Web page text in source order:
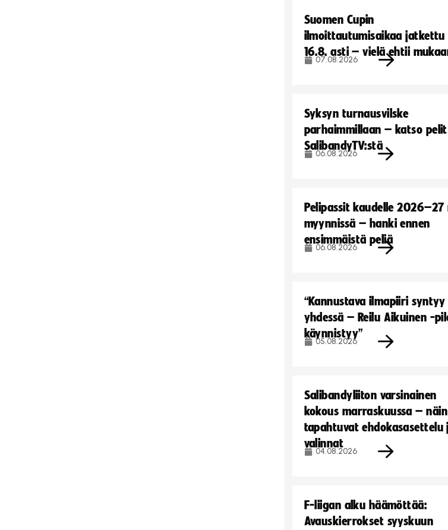
Suomen Cupin
ilmoittautumisaikaa jatkettu
16.8. asti – vielä ehtii
07.08.2026
Syksyn turnausvilske
parhaimmillaan – katso pelit
SalibandyTV:stä
06.08.2026
Pelipassit kaudelle
myynnissä – hanki ennen
ensimmäistä peliä
06.08.2026
“Kannustava ilmapiiri syntyy
yhdessä – Reilu Aikuinen -
käynnistyy”
05.08.2026
Salibandyliiton varsinainen
kokous marraskuussa – näin
tapahtuvat ehdokasasettelu
valinnat
04.08.2026
F-liigan alku häämöttää:
Avauskierrokset syyskuun